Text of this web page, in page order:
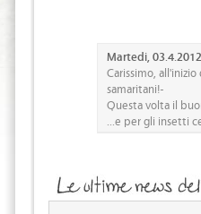
Martedi,
Carissimo,
samaritani!-
Questa volta il
...e per gli insetti